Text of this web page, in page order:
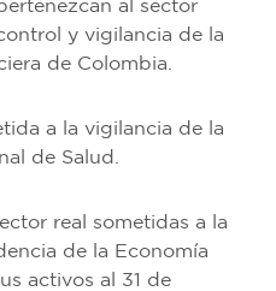
al sector
y vigilancia de la
de Colombia.
a la vigilancia de la
de Salud.
real sometidas a la
de la Economía
activos al 31 de